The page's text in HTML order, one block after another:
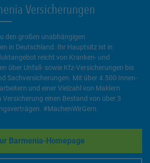
Versicherungen
den großen unabhängigen
in Deutschland. Ihr Hauptsitz ist in
reicht von Kranken- und
über Unfall- sowie Kfz-Versicherungen bis
Sachversicherungen. Mit über 4.500 Innen-
und einer Vielzahl von Maklern
Versicherung einen Bestand von über 3
#MachenWirGern
Barmenia-Homepage
Link Opens in New Tab